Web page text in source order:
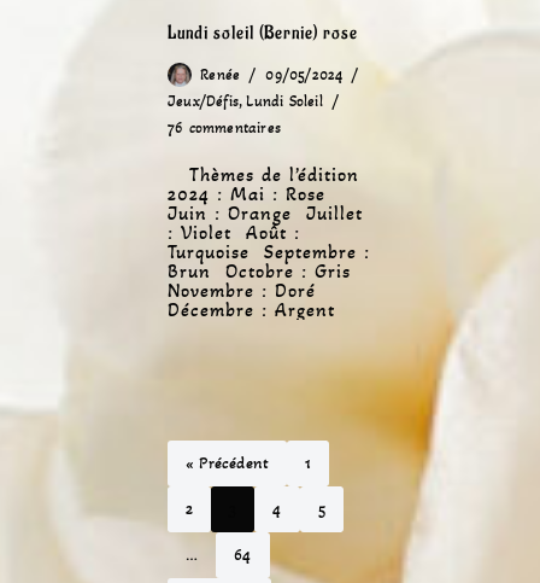
Lundi soleil (Bernie) rose
Renée
09/05/2024
Jeux/Défis,Lundi Soleil
76 commentaires
Thèmes de l’édition
2024 : Mai : Rose
Juin : Orange Juillet
: Violet Août :
Turquoise Septembre :
Brun Octobre : Gris
Novembre : Doré
Décembre : Argent
« Précédent 1
2 4 5
… 64